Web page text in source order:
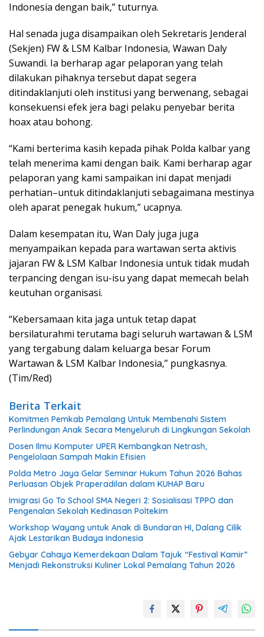
Indonesia dengan baik,” tuturnya.
Hal senada juga disampaikan oleh Sekretaris Jenderal
(Sekjen) FW & LSM Kalbar Indonesia, Wawan Daly
Suwandi. Ia berharap agar pelaporan yang telah
dilakukan pihaknya tersebut dapat segera
ditindaklanjuti oleh institusi yang berwenang, sebagai
konsekuensi efek jera bagi pelaku penyebar berita
hoax atau bohong.
“Kami berterima kasih kepada pihak Polda kalbar yang
telah menerima kami dengan baik. Kami berharap agar
pelaporan yang kami sampaikan ini dapat menjadi
perhatian–untuk ditindaklanjuti sebagaimana mestinya
oleh aparat penegak hukum,” ucapnya.
Dalam kesempatan itu, Wan Daly juga juga
menyampaikan kepada para wartawan serta aktivis
jajaran FW & LSM Kalbar Indonesia untuk tidak mudah
terpancing dengan isu-isu yang dapat memecah belah
keutuhan organisasi.
“Kebersamaan kita jaga untuk tetap dapat
bersilaturahmi terutama bagi seluruh wartawan & LSM
yang tergabung dalam keluarga besar Forum
Wartawan & LSM Kalbar Indonesia,” pungkasnya.
(Tim/Red)
Berita Terkait
Komitmen Pemkab Pemalang Untuk Membenahi Sistem
Perlindungan Anak Secara Menyeluruh di Lingkungan Sekolah
Dosen Ilmu Komputer UPER Kembangkan Netrash,
Pengelolaan Sampah Makin Efisien
Polda Metro Jaya Gelar Seminar Hukum Tahun 2026 Bahas
Perluasan Objek Praperadilan dalam KUHAP Baru
Imigrasi Go To School SMA Negeri 2: Sosialisasi TPPO dan
Pengenalan Sekolah Kedinasan Poltekim
Workshop Wayang untuk Anak di Bundaran HI, Dalang Cilik
Ajak Lestarikan Budaya Indonesia
Gebyar Cahaya Kemerdekaan Dalam Tajuk “Festival Kamir”
Menjadi Rekonstruksi Kuliner Lokal Pemalang Tahun 2026